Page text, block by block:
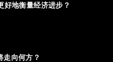
好地衡量经济进步？
走向何方？